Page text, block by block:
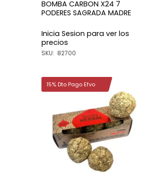
BOMBA CARBON X24 7
PODERES SAGRADA MADRE
Inicia Sesion para ver los
precios
SKU: 82700
Añadir
a la
lista de
deseos
15% Dto Pago Efvo